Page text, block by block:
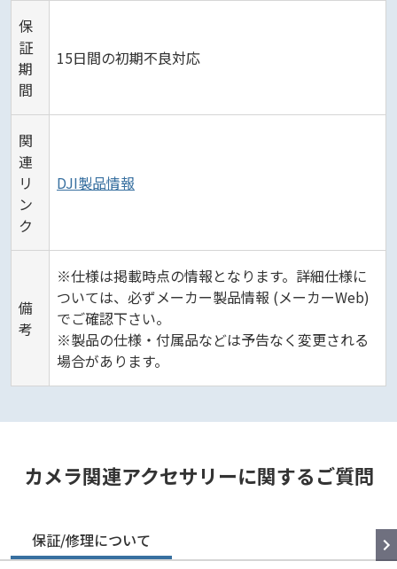
保
証
期
間
15日間の初期不良対応
関
連
リ
ン
ク
DJI製品情報
備
考
※仕様は掲載時点の情報となります。詳細仕様に
ついては、必ずメーカー製品情報 (メーカーWeb)
でご確認下さい。
※製品の仕様・付属品などは予告なく変更される
場合があります。
カメラ関連アクセサリーに関するご質問
保証/修理について